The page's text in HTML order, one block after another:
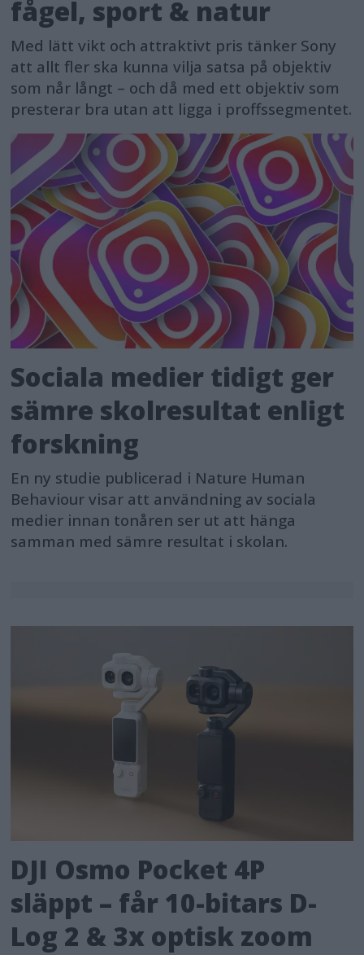
fågel, sport & natur
Med lätt vikt och attraktivt pris tänker Sony
att allt fler ska kunna vilja satsa på objektiv
som når långt – och då med ett objektiv som
presterar bra utan att ligga i proffssegmentet.
Sociala medier tidigt ger
sämre skolresultat enligt
forskning
En ny studie publicerad i Nature Human
Behaviour visar att användning av sociala
medier innan tonåren ser ut att hänga
samman med sämre resultat i skolan.
DJI Osmo Pocket 4P
släppt – får 10-bitars D-
Log 2 & 3x optisk zoom